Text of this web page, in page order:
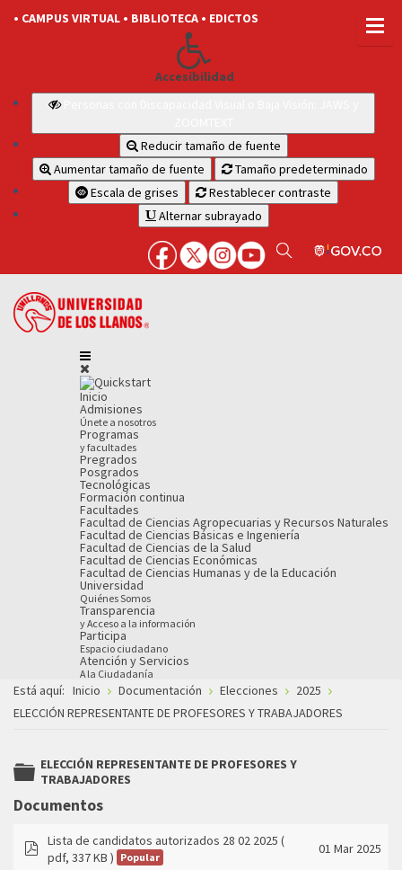
• CAMPUS VIRTUAL • BIBLIOTECA • EDICTOS
Accesibilidad
Reducir tamaño de fuente
Aumentar tamaño de fuente
Tamaño predeterminado
Escala de grises
Restablecer contraste
Alternar subrayado
Inicio
Admisiones
Únete a nosotros
Programas
y facultades
Pregrados
Posgrados
Tecnológicas
Formación continua
Facultades
Facultad de Ciencias Agropecuarias y Recursos Naturales
Facultad de Ciencias Básicas e Ingeniería
Facultad de Ciencias de la Salud
Facultad de Ciencias Económicas
Facultad de Ciencias Humanas y de la Educación
Universidad
Quiénes Somos
Transparencia
y Acceso a la información
Participa
Espacio ciudadano
Atención y Servicios
A la Ciudadanía
Está aquí: Inicio Documentación Elecciones
2025
ELECCIÓN REPRESENTANTE DE PROFESORES Y TRABAJADORES
ELECCIÓN REPRESENTANTE DE PROFESORES Y
TRABAJADORES
Documentos
pdf
Lista de candidatos autorizados 28 02 2025 (
pdf, 337 KB ) Popular
01 Mar 2025